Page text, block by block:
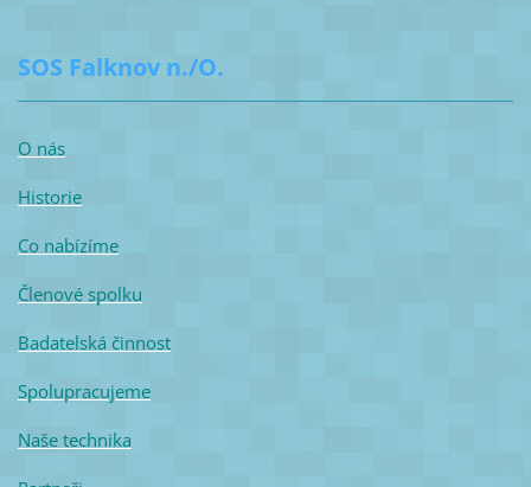
SOS Falknov n./O.
O nás
Historie
Co nabízíme
Členové spolku
Badatelská činnost
Spolupracujeme
Naše technika